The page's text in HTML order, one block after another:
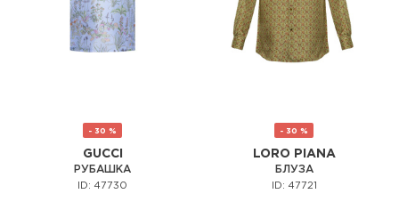
- 30 %
GUCCI
РУБАШКА
ID: 47730
- 30 %
LORO PIANA
БЛУЗА
ID: 47721